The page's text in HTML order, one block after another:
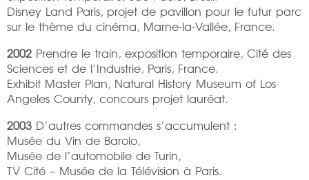
Disney Land Paris, projet de pavillon pour le futur parc
sur le thème du cinéma, Marne-la-Vallée, France.
2002 Prendre le train, exposition temporaire, Cité des
Sciences et de l’Industrie, Paris, France.
Exhibit Master Plan, Natural History Museum of Los
Angeles County, concours projet lauréat.
2003 D’autres commandes s’accumulent :
Musée du Vin de Barolo,
Musée de l’automobile de Turin,
TV Cité – Musée de la Télévision à Paris.